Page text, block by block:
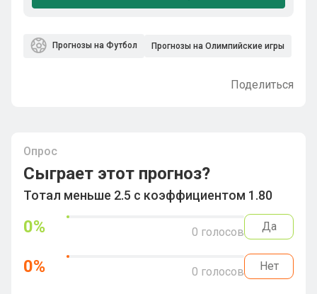
Прогнозы на Футбол Прогнозы на Олимпийские игры
Поделиться
Опрос
Сыграет этот прогноз?
Тотал меньше 2.5 с коэффициентом 1.80
0% 0 голосов Да
0% 0 голосов Нет